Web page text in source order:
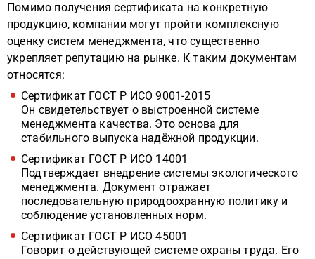
Помимо получения сертификата на конкретную
продукцию, компании могут пройти комплексную
оценку систем менеджмента, что существенно
укрепляет репутацию на рынке. К таким документам
относятся:
Сертификат ГОСТ Р ИСО 9001-2015
Он свидетельствует о выстроенной системе
менеджмента качества. Это основа для
стабильного выпуска надёжной продукции.
Сертификат ГОСТ Р ИСО 14001
Подтверждает внедрение системы экологического
менеджмента. Документ отражает
последовательную природоохранную политику и
соблюдение установленных норм.
Сертификат ГОСТ Р ИСО 45001
Говорит о действующей системе охраны труда. Его